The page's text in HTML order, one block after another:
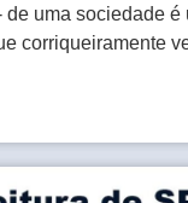
de uma sociedade é
corriqueiramente